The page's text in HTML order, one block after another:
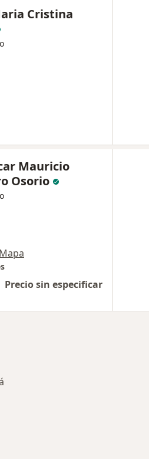
Cristina
Mauricio
Osorio
Mapa
Precio sin especificar